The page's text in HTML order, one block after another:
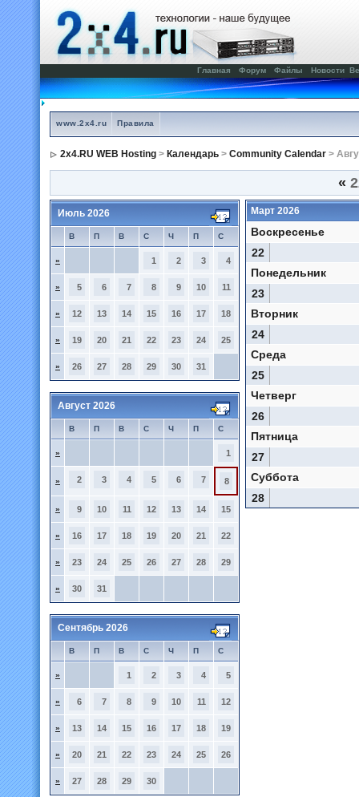
Главная Форум Файлы Новости
www.2x4.ru Правила
2x4.RU WEB Hosting > Календарь > Community Calendar >
«
Июль 2026
В П В С Ч П С
» 1 2 3 4
» 5 6 7 8 9 10 11
» 12 13 14 15 16 17 18
» 19 20 21 22 23 24 25
» 26 27 28 29 30 31
Август 2026
В П В С Ч П С
» 1
» 2 3 4 5 6 7 8
» 9 10 11 12 13 14 15
» 16 17 18 19 20 21 22
» 23 24 25 26 27 28 29
» 30 31
Сентябрь 2026
В П В С Ч П С
» 1 2 3 4 5
» 6 7 8 9 10 11 12
» 13 14 15 16 17 18 19
» 20 21 22 23 24 25 26
» 27 28 29 30
Март 2026
Воскресенье
22
Понедельник
23
Вторник
24
Среда
25
Четверг
26
Пятница
27
Суббота
28